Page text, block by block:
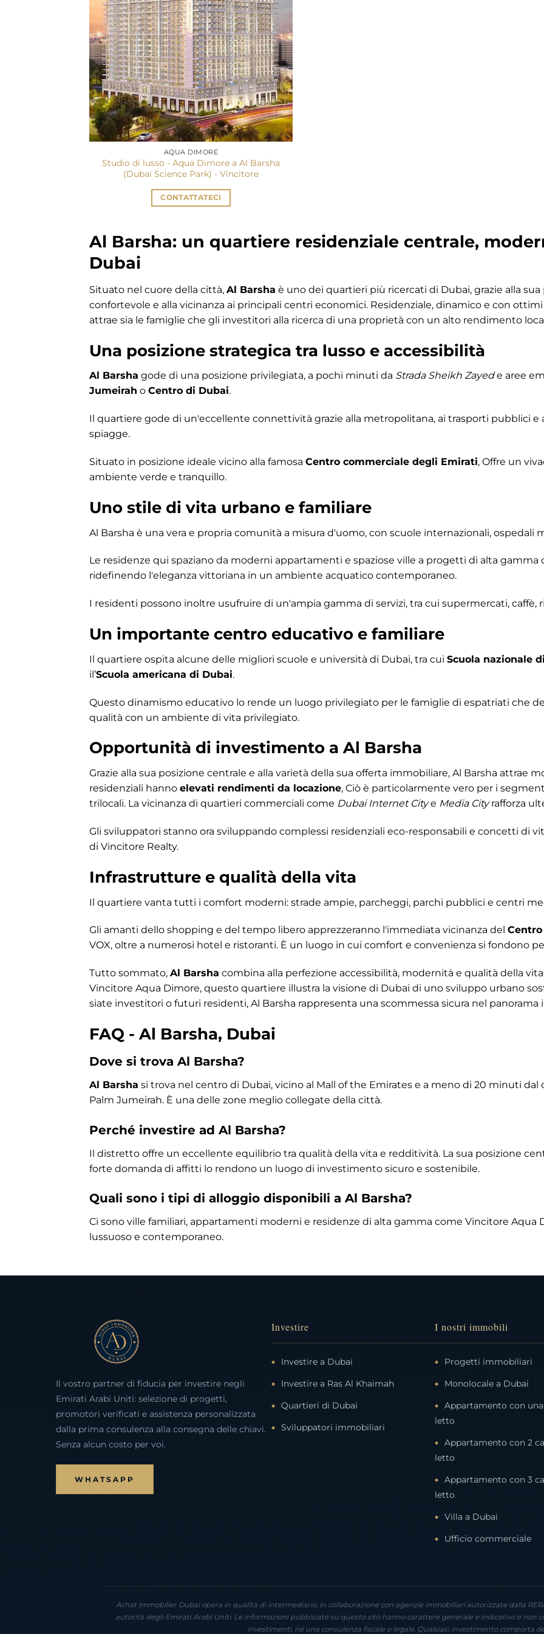
AQUA DIMORE
Studio di lusso - Aqua Dimore a Al Barsha
(Dubai Science Park) - Vincitore
CONTATTATECI
Al Barsha: un quartiere residenziale centrale,
Dubai
Situato nel cuore della città, Al Barsha è uno dei quartieri più ricercati di Dubai, grazie alla
confortevole e alla vicinanza ai principali centri economici. Residenziale, dinamico e con
attrae sia le famiglie che gli investitori alla ricerca di una proprietà con un alto rendimento
Una posizione strategica tra lusso e accessibilità
Al Barsha gode di una posizione privilegiata, a pochi minuti da Strada Sheikh Zayede aree
Jumeirah o Centro di Dubai.
Il quartiere gode di un'eccellente connettività grazie alla metropolitana, ai trasporti pubblici e
spiagge.
Situato in posizione ideale vicino alla famosa Centro commerciale degli Emirati, Offre un
ambiente verde e tranquillo.
Uno stile di vita urbano e familiare
Al Barsha è una vera e propria comunità a misura d'uomo, con scuole internazionali, ospedali
Le residenze qui spaziano da moderni appartamenti e spaziose ville a progetti di alta gamma
ridefinendo l'eleganza vittoriana in un ambiente acquatico contemporaneo.
I residenti possono inoltre usufruire di un'ampia gamma di servizi, tra cui supermercati, caffè,
Un importante centro educativo e familiare
Il quartiere ospita alcune delle migliori scuole e università di Dubai, tra cui Scuola nazionale
il’Scuola americana di Dubai.
Questo dinamismo educativo lo rende un luogo privilegiato per le famiglie di espatriati che
qualità con un ambiente di vita privilegiato.
Opportunità di investimento a Al Barsha
Grazie alla sua posizione centrale e alla varietà della sua offerta immobiliare, Al Barsha attrae
residenziali hanno elevati rendimenti da locazione, Ciò è particolarmente vero per i
trilocali. La vicinanza di quartieri commerciali come Dubai Internet Citye Media Cityrafforza
Gli sviluppatori stanno ora sviluppando complessi residenziali eco-responsabili e concetti di
di Vincitore Realty.
Infrastrutture e qualità della vita
Il quartiere vanta tutti i comfort moderni: strade ampie, parcheggi, parchi pubblici e centri
Gli amanti dello shopping e del tempo libero apprezzeranno l'immediata vicinanza del
VOX, oltre a numerosi hotel e ristoranti. È un luogo in cui comfort e convenienza si fondono
Tutto sommato, Al Barsha combina alla perfezione accessibilità, modernità e qualità della
Vincitore Aqua Dimore, questo quartiere illustra la visione di Dubai di uno sviluppo urbano
siate investitori o futuri residenti, Al Barsha rappresenta una scommessa sicura nel panorama
FAQ - Al Barsha, Dubai
Dove si trova Al Barsha?
Al Barsha si trova nel centro di Dubai, vicino al Mall of the Emirates e a meno di 20 minuti dal
Palm Jumeirah. È una delle zone meglio collegate della città.
Perché investire ad Al Barsha?
Il distretto offre un eccellente equilibrio tra qualità della vita e redditività. La sua posizione
forte domanda di affitti lo rendono un luogo di investimento sicuro e sostenibile.
Quali sono i tipi di alloggio disponibili a Al Barsha?
Ci sono ville familiari, appartamenti moderni e residenze di alta gamma come Vincitore
lussuoso e contemporaneo.
Il vostro partner di fiducia per investire negli
Emirati Arabi Uniti: selezione di progetti,
promotori verificati e assistenza personalizzata
dalla prima consulenza alla consegna delle chiavi.
Senza alcun costo per voi.
WHATSAPP
Investire
Investire a Dubai
Investire a Ras Al Khaimah
Quartieri di Dubai
Sviluppatori immobiliari
I nostri immobili
Progetti immobiliari
Monolocale a Dubai
Appartamento con
letto
Appartamento con 2
letto
Appartamento con 3
letto
Villa a Dubai
Ufficio commerciale
Achat Immobilier Dubaï opera in qualità di intermediario, in collaborazione con agenzie immobiliari autorizzate dalla
autorità degli Emirati Arabi Uniti. Le informazioni pubblicate su questo sito hanno carattere generale e indicativo e non
investimenti, né una consulenza fiscale o legale. Qualsiasi investimento comporta